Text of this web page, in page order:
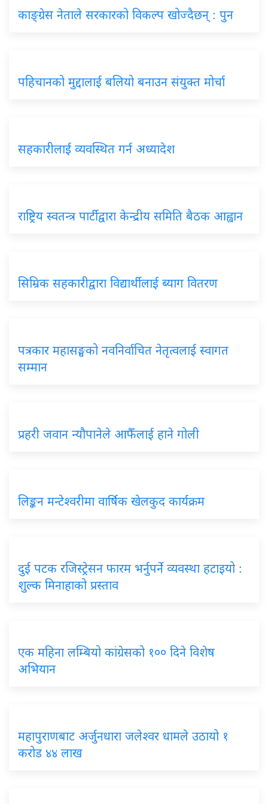
काङ्ग्रेस नेताले सरकारको विकल्प खोज्दैछन् : पुन
पहिचानको मुद्दालाई बलियो बनाउन संयुक्त मोर्चा
सहकारीलाई व्यवस्थित गर्न अध्यादेश
राष्ट्रिय स्वतन्त्र पार्टीद्वारा केन्द्रीय समिति बैठक आह्वान
सिम्रिक सहकारीद्वारा विद्यार्थीलाई ब्याग वितरण
पत्रकार महासङ्घको नवनिर्वाचित नेतृत्वलाई स्वागत
सम्मान
प्रहरी जवान न्यौपानेले आफैँलाई हाने गोली
लिङ्कन मन्टेश्वरीमा वार्षिक खेलकुद कार्यक्रम
दुई पटक रजिस्ट्रेसन फारम भर्नुपर्ने व्यवस्था हटाइयो :
शुल्क मिनाहाको प्रस्ताव
एक महिना लम्बियो कांग्रेसको १०० दिने विशेष
अभियान
महापुराणबाट अर्जुनधारा जलेश्वर धामले उठायो १
करोड ४४ लाख